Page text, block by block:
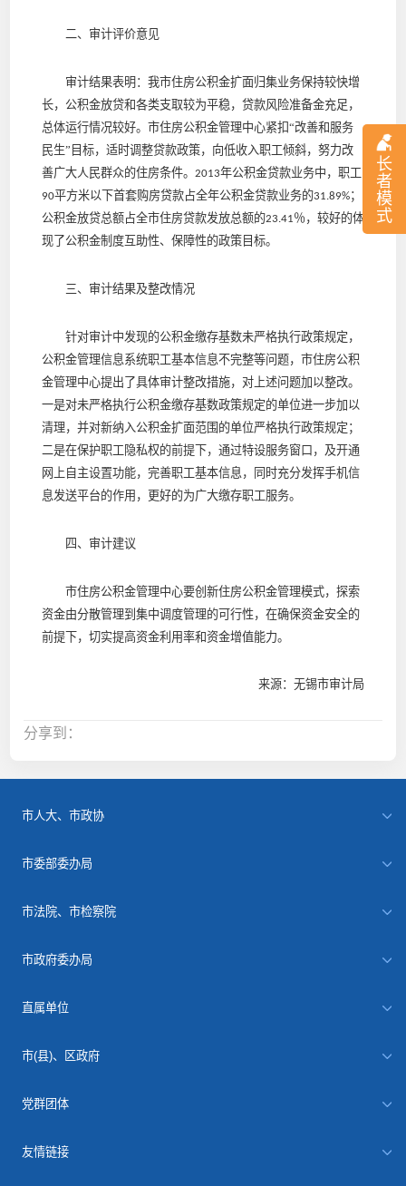
长
者
模
式
二、审计评价意见
审计结果表明：我市住房公积金扩面归集业务保持较快增
长，公积金放贷和各类支取较为平稳，贷款风险准备金充足，
总体运行情况较好。市住房公积金管理中心紧扣“改善和服务
民生”目标，适时调整贷款政策，向低收入职工倾斜，努力改
善广大人民群众的住房条件。 2013年公积金贷款业务中，职工
90平方米以下首套购房贷款占全年公积金贷款业务的31.89%；
公积金放贷总额占全市住房贷款发放总额的23.41％，较好的体
现了公积金制度互助性、保障性的政策目标。
三、审计结果及整改情况
针对审计中发现的公积金缴存基数未严格执行政策规定，
公积金管理信息系统职工基本信息不完整等问题，市住房公积
金管理中心提出了具体审计整改措施，对上述问题加以整改。
一是对未严格执行公积金缴存基数政策规定的单位进一步加以
清理，并对新纳入公积金扩面范围的单位严格执行政策规定；
二是在保护职工隐私权的前提下，通过特设服务窗口，及开通
网上自主设置功能，完善职工基本信息，同时充分发挥手机信
息发送平台的作用，更好的为广大缴存职工服务。
四、审计建议
市住房公积金管理中心要创新住房公积金管理模式，探索
资金由分散管理到集中调度管理的可行性，在确保资金安全的
前提下，切实提高资金利用率和资金增值能力。
来源：无锡市审计局
分享到：
市人大、市政协
市委部委办局
市法院、市检察院
市政府委办局
直属单位
市(县)、区政府
党群团体
友情链接